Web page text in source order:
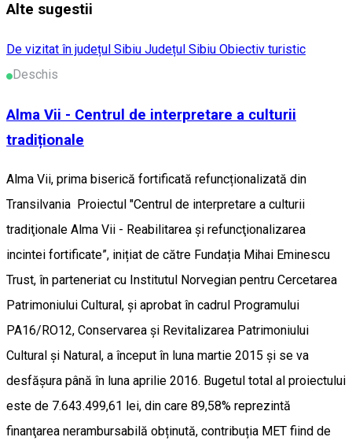
Alte sugestii
De vizitat în județul Sibiu Județul Sibiu Obiectiv turistic
Deschis
Alma Vii - Centrul de interpretare a culturii
tradiționale
Alma Vii, prima biserică fortificată refuncționalizată din
Transilvania Proiectul "Centrul de interpretare a culturii
tradiţionale Alma Vii - Reabilitarea și refuncţionalizarea
incintei fortificate”, inițiat de către Fundația Mihai Eminescu
Trust, în parteneriat cu Institutul Norvegian pentru Cercetarea
Patrimoniului Cultural, și aprobat în cadrul Programului
PA16/RO12, Conservarea și Revitalizarea Patrimoniului
Cultural și Natural, a început în luna martie 2015 și se va
desfășura până în luna aprilie 2016. Bugetul total al proiectului
este de 7.643.499,61 lei, din care 89,58% reprezintă
finanţarea nerambursabilă obținută, contribuția MET fiind de